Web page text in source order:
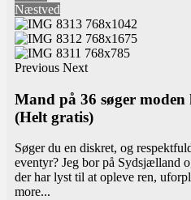
Næstved
Previous Next
Mand på 36 søger
(Helt gratis)
Søger du en diskret, og
eventyr? Jeg bor på Sydsjælland
der har lyst til at opleve ren,
more...